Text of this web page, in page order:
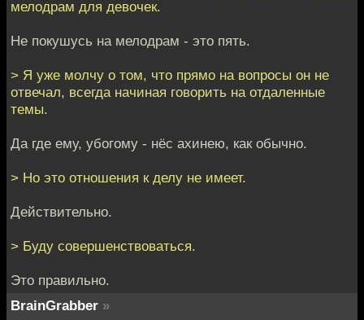
мелодрам для девочек.
Не покушусь на мелодрам - это пять.
> Я уже молчу о том, что прямо на вопросы он не
отвечал, всегда начиная говорить на отдаленные
темы.
Да где ему, убогому - нёс ахинею, как обычно.
> Но это отношения к делу не имеет.
Действительно.
> Буду совершенствоваться.
Это правильно.
BrainGrabber »